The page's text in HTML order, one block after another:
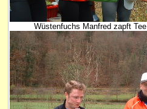
Wüstenfuchs Manfred zapft Tee